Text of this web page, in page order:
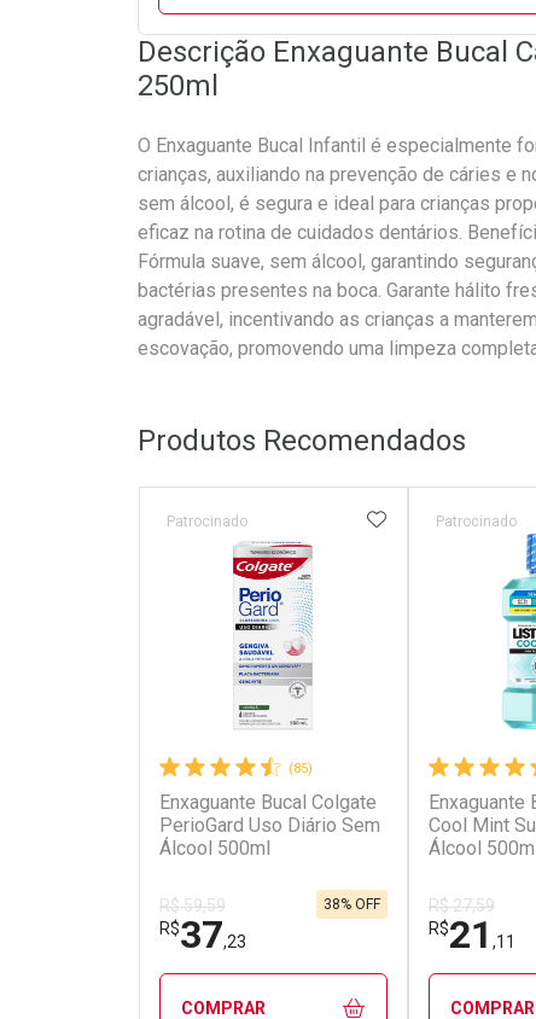
Descrição Enxaguante Bucal
250ml
O Enxaguante Bucal Infantil é especialmente
crianças, auxiliando na prevenção de cáries e
sem álcool, é segura e ideal para crianças
eficaz na rotina de cuidados dentários.
Fórmula suave, sem álcool, garantindo
bactérias presentes na boca. Garante hálito
agradável, incentivando as crianças a
escovação, promovendo uma limpeza
Produtos Recomendados
(85)
Enxaguante Bucal Colgate
PerioGard Uso Diário Sem
Álcool 500ml
Patrocinado
R$ 59,59
R$37,23
38% OFF
ADICIONAR AOS
COMPRAR
Enxaguante
Cool Mint
Álcool 500ml
Patrocinado
R$ 27,59
R$21 ,11
COMPRAR